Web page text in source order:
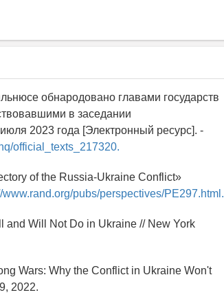
обнародовано главами государств
в заседании
2023 года [Электронный ресурс]. -
official_texts_217320.
of the Russia-Ukraine Conflict»
www.rand.org/pubs/perspectives/PE297.html.
and Will Not Do in Ukraine // New York
Wars: Why the Conflict in Ukraine Won't
2022.